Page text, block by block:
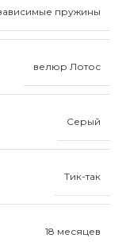
пружины
велюр Лотос
Серый
Тик-так
18 месяцев